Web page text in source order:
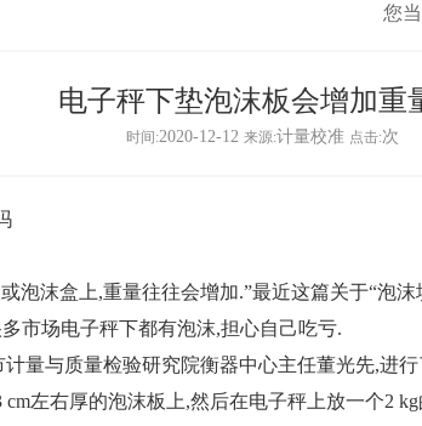
您
电子秤下垫泡沫板会增加重
时间:2020-12-12 来源:计量校准 点击:次
沫盒上,重量往往会增加.”最近这篇关于“泡沫
市场电子秤下都有泡沫,担心自己吃亏.
与质量检验研究院衡器中心主任董光先,进行
左右厚的泡沫板上,然后在电子秤上放一个2 kg